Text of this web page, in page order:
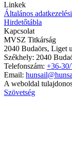
Linkek
Általános
Hirdetőtábla
Kapcsolat
MVSZ Titkárság
2040 Budaörs, Liget
Székhely: 2040
Telefonszám: +36-
Email:
A weboldal
Szövetség